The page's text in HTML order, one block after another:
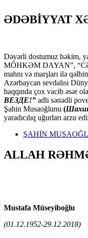
ƏDƏBİYYAT
Dəyərli dostumuz həkim,
MÖHKƏM DAYAN”,
mahnı və marşları ilə
Azərbaycan sevdalısı
haqqında çox vacib əsər
ВЕЗДЕ!” adlı sənədli
Şahin Musaoğlunu (
yaradıcılıq uğurları arzu
ŞAHİN
ALLAH
Mustafa Müseyiboğlu
(01.12.1952-29.12.2018)